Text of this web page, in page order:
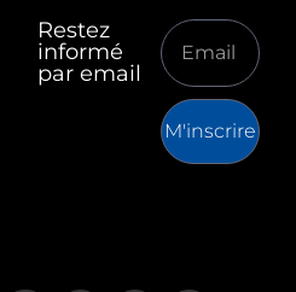
Restez
informé
par email
M'inscrire